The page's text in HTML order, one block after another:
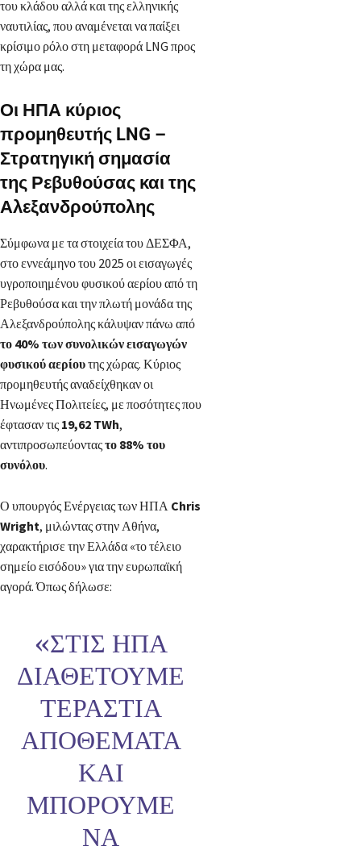
του κλάδου αλλά και της ελληνικής
ναυτιλίας, που αναμένεται να παίξει
κρίσιμο ρόλο στη μεταφορά LNG προς
τη χώρα μας.
Οι ΗΠΑ κύριος
προμηθευτής LNG –
Στρατηγική σημασία
της Ρεβυθούσας και της
Αλεξανδρούπολης
Σύμφωνα με τα στοιχεία του ΔΕΣΦΑ,
στο εννεάμηνο του 2025 οι εισαγωγές
υγροποιημένου φυσικού αερίου από τη
Ρεβυθούσα και την πλωτή μονάδα της
Αλεξανδρούπολης κάλυψαν πάνω από
το 40% των συνολικών εισαγωγών
φυσικού αερίουτης χώρας. Κύριος
προμηθευτής αναδείχθηκαν οι
Ηνωμένες Πολιτείες, με ποσότητες που
έφτασαν τις 19,62 TWh,
αντιπροσωπεύονταςτο 88% του
συνόλου.
Ο υπουργός Ενέργειας των ΗΠΑ Chris
Wright, μιλώντας στην Αθήνα,
χαρακτήρισε την Ελλάδα «το τέλειο
σημείο εισόδου» για την ευρωπαϊκή
αγορά. Όπως δήλωσε:
«ΣΤΙΣ ΗΠΑ
ΔΙΑΘΈΤΟΥΜΕ
ΤΕΡΆΣΤΙΑ
ΑΠΟΘΈΜΑΤΑ
ΚΑΙ
ΜΠΟΡΟΎΜΕ
ΝΑ